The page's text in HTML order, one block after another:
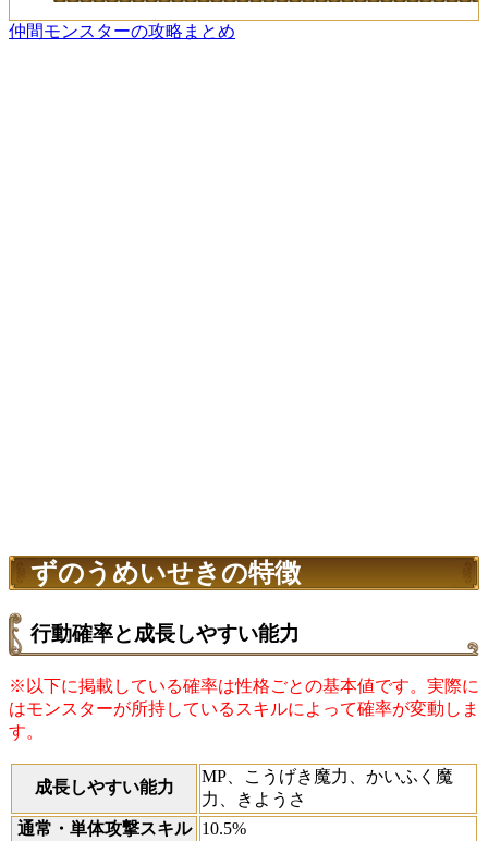
仲間モンスターの攻略まとめ
ずのうめいせきの特徴
行動確率と成長しやすい能力
※以下に掲載している確率は性格ごとの基本値です。実際に
はモンスターが所持しているスキルによって確率が変動しま
す。
成長しやすい能力
MP、こうげき魔力、かいふく魔
力、きようさ
通常・単体攻撃スキル
10.5%